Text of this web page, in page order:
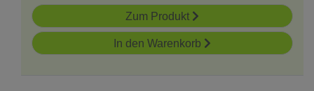
Zum Produkt
In den Warenkorb